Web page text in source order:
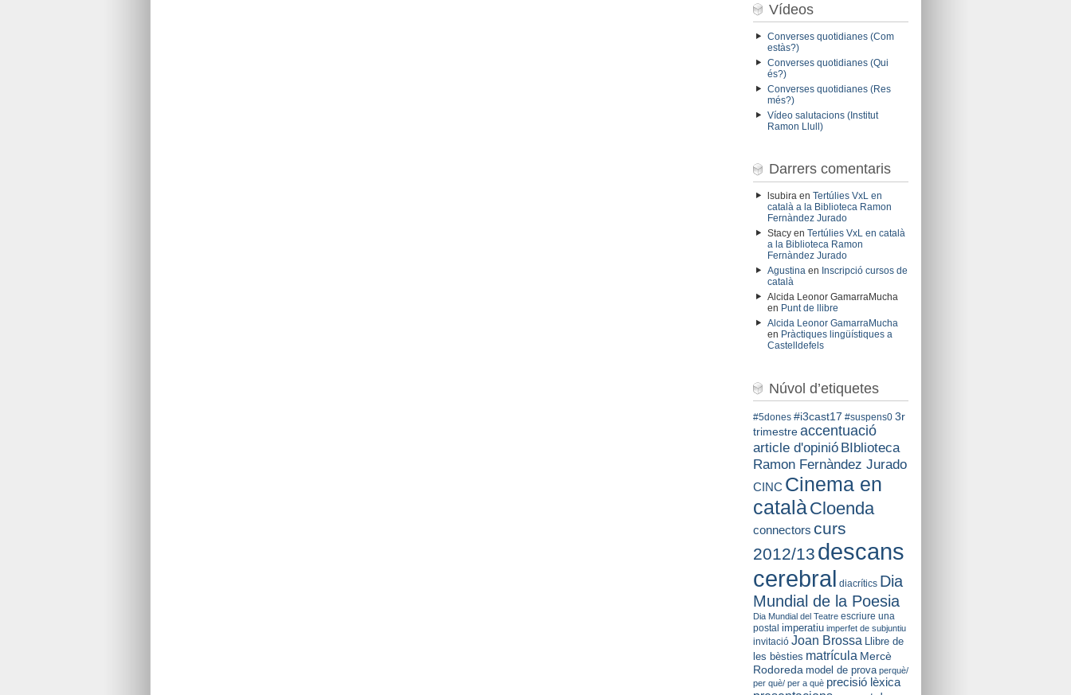
Vídeos
Converses quotidianes (Com
estàs?)
Converses quotidianes (Qui
és?)
Converses quotidianes (Res
més?)
Vídeo salutacions (Institut
Ramon Llull)
Darrers comentaris
lsubiraen Tertúlies VxL en
català a la Biblioteca Ramon
Fernàndez Jurado
Stacyen Tertúlies VxL en català
a la Biblioteca Ramon
Fernàndez Jurado
Agustinaen Inscripció cursos de
català
Alcida Leonor GamarraMucha
en Punt de llibre
Alcida Leonor GamarraMucha
en Pràctiques lingüístiques a
Castelldefels
Núvol d’etiquetes
#5dones #i3cast17 #suspens0 3r
trimestre accentuació
article d'opinió BIblioteca
Ramon Fernàndez Jurado
CINC Cinema en
catalàCloenda
connectors curs
2012/13 descans
cerebral diacrítics Dia
Mundial de la Poesia
Dia Mundial del Teatre escriure una
postal imperatiu imperfet de subjuntiu
invitació Joan Brossa
Llibre de
les bèsties matrícula Mercè
Rodoreda model de prova perquè/
per què/ per a què precisió lèxica